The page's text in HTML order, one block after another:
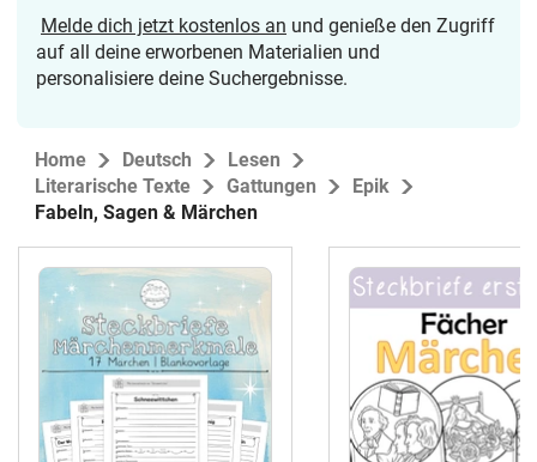
Melde dich jetzt kostenlos an und genieße den Zugriff
auf all deine erworbenen Materialien und
personalisiere deine Suchergebnisse.
Home Deutsch
Lesen
Literarische Texte
Gattungen
Epik
Fabeln, Sagen & Märchen